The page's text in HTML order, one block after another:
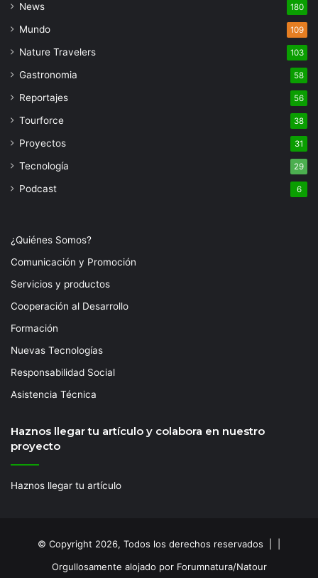
News 180
Mundo 109
Nature Travelers 103
Gastronomia 58
Reportajes 56
Tourforce 38
Proyectos 31
Tecnología 29
Podcast 6
¿Quiénes Somos?
Comunicación y Promoción
Servicios y productos
Cooperación al Desarrollo
Formación
Nuevas Tecnologías
Responsabilidad Social
Asistencia Técnica
Haznos llegar tu artículo y colabora en nuestro
proyecto
Haznos llegar tu artículo
© Copyright 2026, Todos los derechos reservados | |
Orgullosamente alojado por Forumnatura/Natour